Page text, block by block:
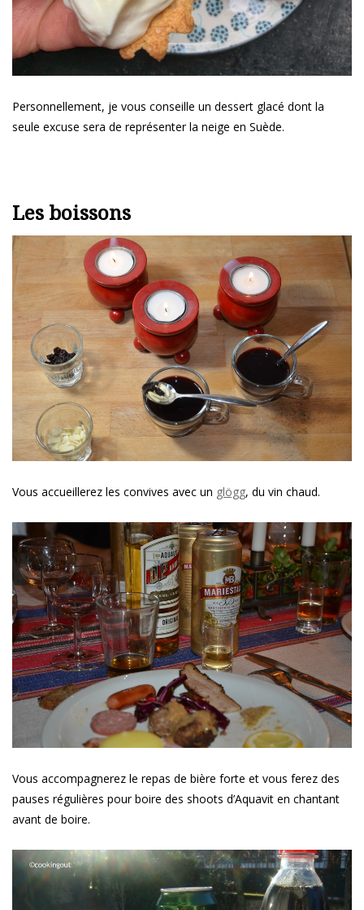
Personnellement, je vous conseille un dessert glacé dont la
seule excuse sera de représenter la neige en Suède.
Les boissons
Vous accueillerez les convives avec un glögg, du vin chaud.
Vous accompagnerez le repas de bière forte et vous ferez des
pauses régulières pour boire des shoots d’Aquavit en chantant
avant de boire.